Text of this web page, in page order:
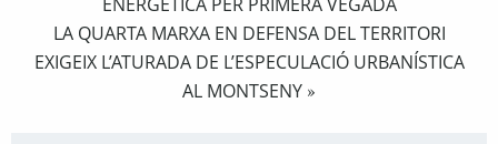
LA QUARTA MARXA EN DEFENSA DEL TERRITORI
EXIGEIX L’ATURADA DE L’ESPECULACIÓ URBANÍSTICA
AL MONTSENY »